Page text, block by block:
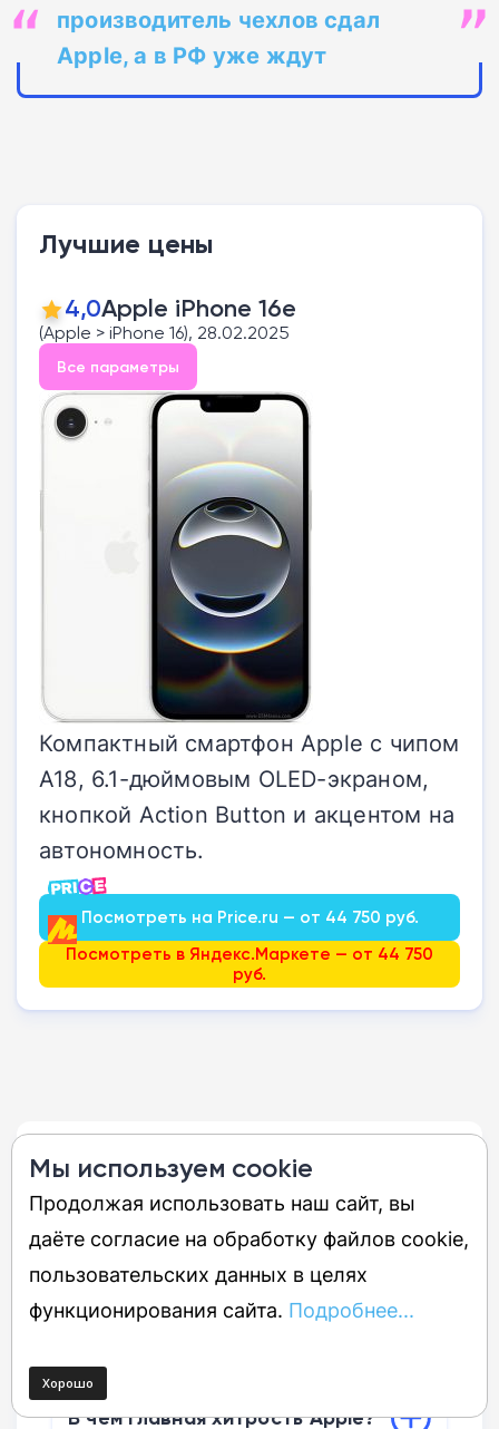
производитель чехлов сдал
Apple, а в РФ уже ждут
Лучшие цены
4,0Apple iPhone 16e
(Apple > iPhone 16), 28.02.2025
Все параметры
Компактный смартфон Apple с чипом
A18, 6.1-дюймовым OLED-экраном,
кнопкой Action Button и акцентом на
автономность.
Посмотреть на Price.ru — от 44 750 руб.
Посмотреть в Яндекс.Маркете — от 44 750
руб.
Вопросы и ответы
Открыть все
Что означает название Neo?
Это слово переводится как «новый». По
символизировать полное
Внешность планшета останется
прежней. Корпус, экраны и модули
В чем главная хитрость Apple?
Мы используем cookie
Продолжая использовать наш сайт, вы
даёте согласие на обработку файлов cookie,
пользовательских данных в целях
функционирования сайта. Подробнее...